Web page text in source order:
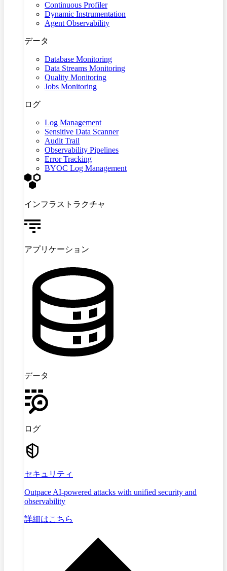
Continuous Profiler
Dynamic Instrumentation
Agent Observability
データ
Database Monitoring
Data Streams Monitoring
Quality Monitoring
Jobs Monitoring
ログ
Log Management
Sensitive Data Scanner
Audit Trail
Observability Pipelines
Error Tracking
BYOC Log Management
インフラストラクチャ
アプリケーション
データ
ログ
セキュリティ
Outpace AI-powered attacks with unified security and
observability
詳細はこちら